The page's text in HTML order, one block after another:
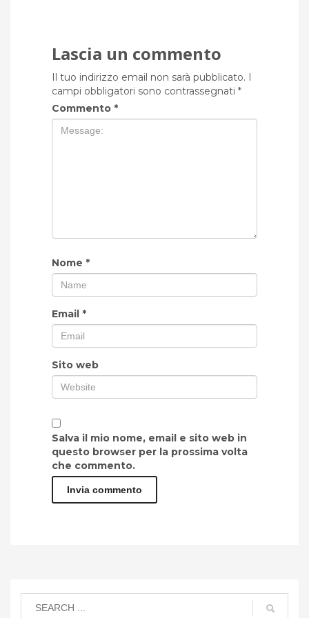
Lascia un commento
Il tuo indirizzo email non sarà pubblicato.
campi obbligatori sono contrassegnati *
Commento *
Nome *
Email *
Sito web
Salva il mio nome, email e sito web in
questo browser per la prossima volta
che commento.